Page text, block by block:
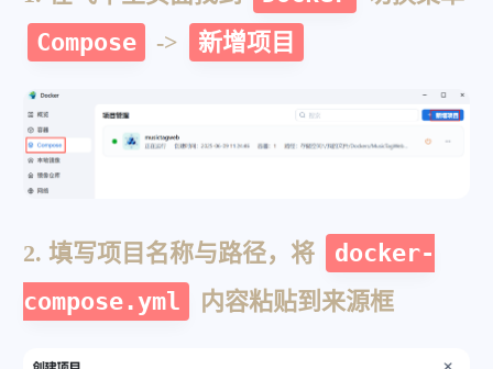
Compose
-> 新增项目
2. 填写项目名称与路径，将
docker-
compose.yml
内容粘贴到来源框